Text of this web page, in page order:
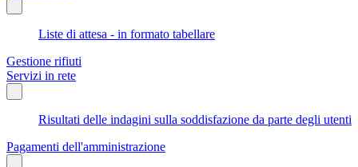
Liste di attesa - in formato tabellare
Gestione rifiuti
Servizi in rete
Risultati delle indagini sulla soddisfazione da parte degli utenti
Pagamenti dell'amministrazione